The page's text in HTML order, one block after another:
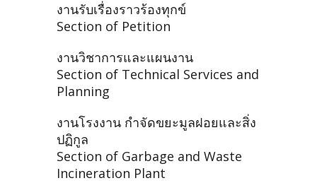
งานรับเรื่องราวร้องทุกข์
Section of Petition
งานวิชาการและแผนงาน
Section of Technical Services and
Planning
งานโรงงาน กำจัดขยะมูลฝอยและสิ่ง
ปฏิกูล
Section of Garbage and Waste
Incineration Plant